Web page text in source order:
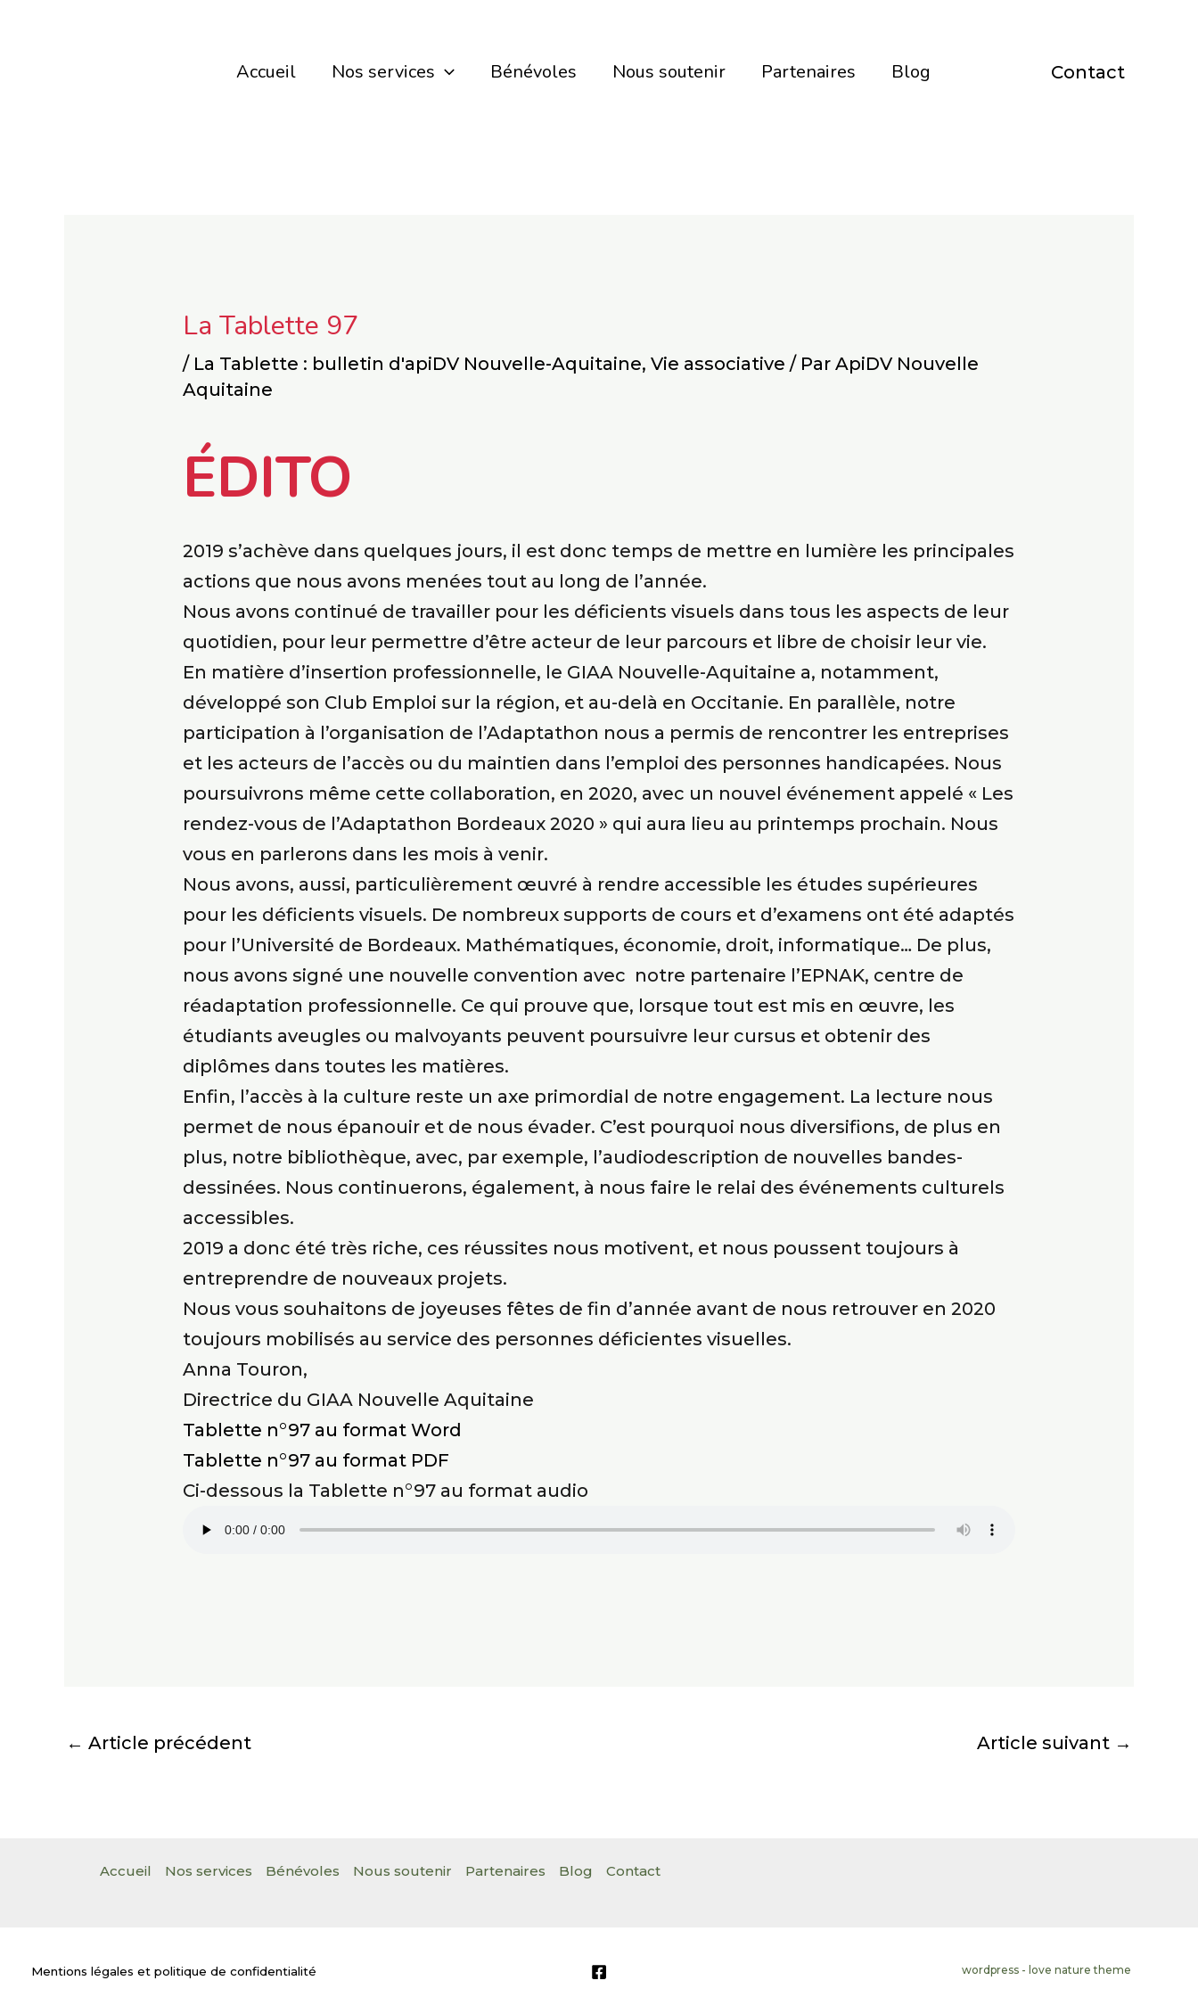
Accueil Nos services Bénévoles Nous soutenir Partenaires Blog Contact
La Tablette 97
/ La Tablette : bulletin d'apiDV Nouvelle-Aquitaine,Vie associative / ParApiDV Nouvelle
Aquitaine
ÉDITO
2019 s’achève dans quelques jours, il est donc temps de mettre en lumière les principales
actions que nous avons menées tout au long de l’année.
Nous avons continué de travailler pour les déficients visuels dans tous les aspects de leur
quotidien, pour leur permettre d’être acteur de leur parcours et libre de choisir leur vie.
En matière d’insertion professionnelle, le GIAA Nouvelle-Aquitaine a, notamment,
développé son Club Emploi sur la région, et au-delà en Occitanie. En parallèle, notre
participation à l’organisation de l’Adaptathon nous a permis de rencontrer les entreprises
et les acteurs de l’accès ou du maintien dans l’emploi des personnes handicapées. Nous
poursuivrons même cette collaboration, en 2020, avec un nouvel événement appelé « Les
rendez-vous de l’Adaptathon Bordeaux 2020 » qui aura lieu au printemps prochain. Nous
vous en parlerons dans les mois à venir.
Nous avons, aussi, particulièrement œuvré à rendre accessible les études supérieures
pour les déficients visuels. De nombreux supports de cours et d’examens ont été adaptés
pour l’Université de Bordeaux. Mathématiques, économie, droit, informatique… De plus,
nous avons signé une nouvelle convention avec notre partenaire l’EPNAK, centre de
réadaptation professionnelle. Ce qui prouve que, lorsque tout est mis en œuvre, les
étudiants aveugles ou malvoyants peuvent poursuivre leur cursus et obtenir des
diplômes dans toutes les matières.
Enfin, l’accès à la culture reste un axe primordial de notre engagement. La lecture nous
permet de nous épanouir et de nous évader. C’est pourquoi nous diversifions, de plus en
plus, notre bibliothèque, avec, par exemple, l’audiodescription de nouvelles bandes-
dessinées. Nous continuerons, également, à nous faire le relai des événements culturels
accessibles.
2019 a donc été très riche, ces réussites nous motivent, et nous poussent toujours à
entreprendre de nouveaux projets.
Nous vous souhaitons de joyeuses fêtes de fin d’année avant de nous retrouver en 2020
toujours mobilisés au service des personnes déficientes visuelles.
Anna Touron,
Directrice du GIAA Nouvelle Aquitaine
Tablette n°97 au format Word
Tablette n°97 au format PDF
Ci-dessous la Tablette n°97 au format audio
← Article précédent Article suivant →
Accueil Nos services Bénévoles Nous soutenir Partenaires Blog Contact
Mentions légales et politique de confidentialité wordpress - love nature theme